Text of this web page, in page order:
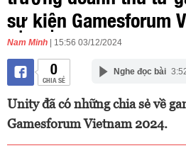
sự kiện Gamesforum
Nam Minh | 15:56 03/12/2024
0
CHIA SẺ
Nghe đọc bài
Unity đã có những chia sẻ về
Gamesforum Vietnam 2024.